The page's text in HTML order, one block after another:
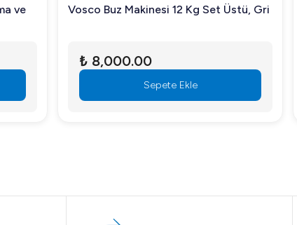
ve
Vosco Buz Makinesi 12 Kg Set Üstü, Gri
₺ 8,000.00
Sepete Ekle